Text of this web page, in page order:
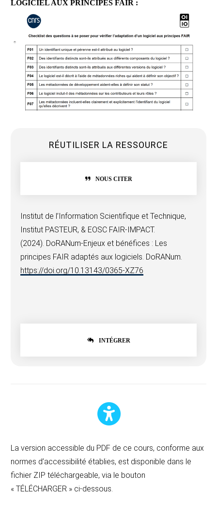
LOGICIEL AUX PRINCIPES FAIR :
RÉUTILISER LA RESSOURCE
NOUS CITER
Institut de l’Information Scientifique et Technique,
Institut PASTEUR, & EOSC FAIR-IMPACT.
(2024). DoRANum-Enjeux et bénéfices : Les
principes FAIR adaptés aux logiciels . DoRANum.
https://doi.org/10.13143/0365-XZ76
INTÉGRER
La version accessible du PDF de ce cours, conforme aux
normes d’accessibilité établies, est disponible dans le
fichier ZIP téléchargeable, via le bouton
« TÉLÉCHARGER » ci-dessous.